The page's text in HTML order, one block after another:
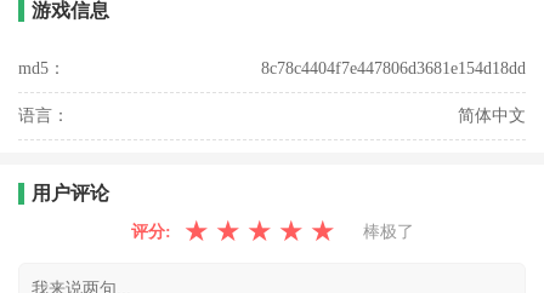
游戏信息
md5： 8c78c4404f7e447806d3681e154d18dd
语言： 简体中文
用户评论
评分: ★ ★ ★ ★ ★ 棒极了